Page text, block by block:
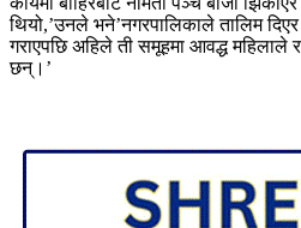
थियो,’उनले भने’नगरपालिकाले तालिम
गराएपछि अहिले ती समूहमा आवद्ध महिलाले
छन्।’